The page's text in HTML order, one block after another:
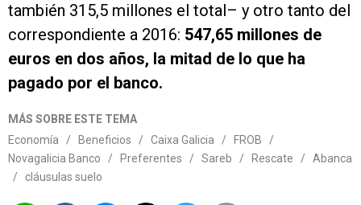
también 315,5 millones el total– y otro tanto del
correspondiente a 2016: 547,65 millones de
euros en dos años, la mitad de lo que ha
pagado por el banco.
MÁS SOBRE ESTE TEMA
Economía
/ Beneficios / Caixa Galicia / FROB
/
Novagalicia Banco
/ Preferentes / Sareb / Rescate /
Abanca
/
cláusulas suelo